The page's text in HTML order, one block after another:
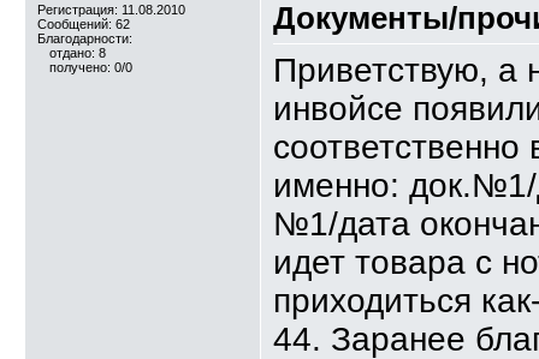
Регистрация: 11.08.2010
Сообщений: 62
Благодарности:
отдано: 8
получено: 0/0
Документы/
Приветствую, а
инвойсе
соответственно
именно: док.№1/
№1/дата
идет товара с
приходиться
44. Заранее